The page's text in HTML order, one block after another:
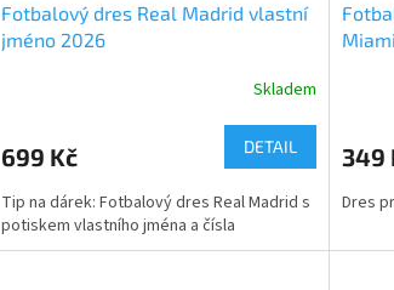
Fotbalový dres Real Madrid vlastní
jméno 2026
Skladem
699 Kč DETAIL
Tip na dárek: Fotbalový dres Real Madrid s
potiskem vlastního jména a čísla
349
Dres